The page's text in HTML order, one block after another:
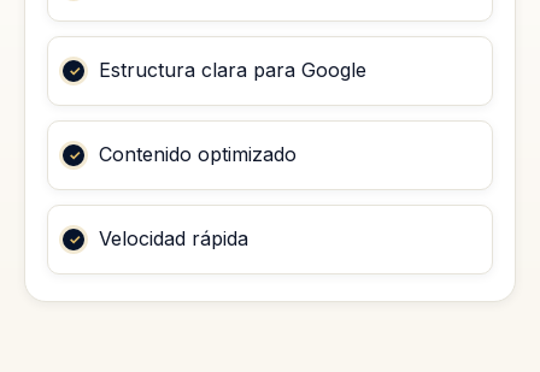
Estructura clara para Google
Contenido optimizado
Velocidad rápida